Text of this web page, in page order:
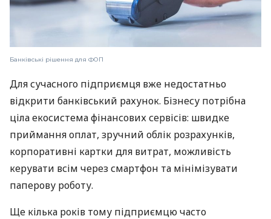
Банківські рішення для ФОП
Для сучасного підприємця вже недостатньо
відкрити банківський рахунок. Бізнесу потрібна
ціла екосистема фінансових сервісів: швидке
приймання оплат, зручний облік розрахунків,
корпоративні картки для витрат, можливість
керувати всім через смартфон та мінімізувати
паперову роботу.
Ще кілька років тому підприємцю часто